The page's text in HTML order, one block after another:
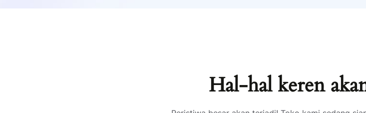
Hal-hal keren